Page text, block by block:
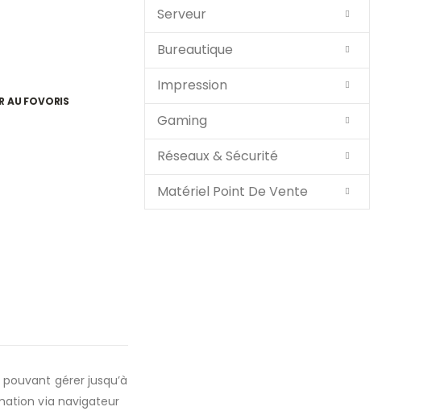
AU FOVORIS
gérer jusqu’à
via navigateur
Serveur
Bureautique
Impression
Gaming
Réseaux & Sécurité
Matériel Point De Vente